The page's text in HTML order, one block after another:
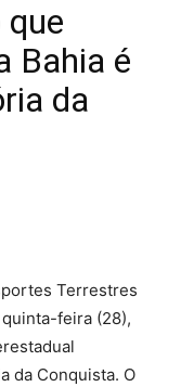
Bahia é
da
Terrestres
feira (28),
da Conquista. O